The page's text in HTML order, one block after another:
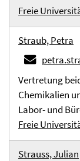
Freie
Straub, Petra
Vertretung
Chemikalien
Labor- und
Freie
Strauss, Julian